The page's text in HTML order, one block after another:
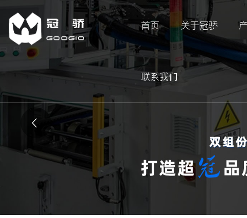
首页 关于冠骄
联系我们
